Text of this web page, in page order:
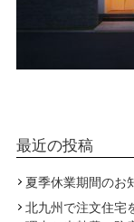
最近の投稿
夏季休業期間のお
北九州で注文住宅